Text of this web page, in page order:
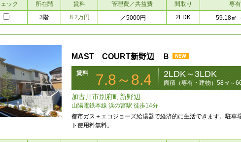
ック 所在階 賃料 管理費／共益費 間取り 専
3階
8.2万円 -／5000円 2LDK 59.18㎡
MAST COURT新野辺 Ｂ
賃料 7.8～8.4 2LDK～3LDK
面積（専有・建物）58㎡～
加古川市別府町新野辺
山陽電鉄本線 浜の宮駅 徒歩14分
都市ガス＋エコジョーズ給湯器で経済的に生活できます。駐車
ト使用料無料。